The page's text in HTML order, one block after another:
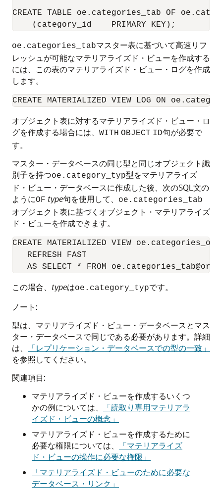
CREATE TABLE oe.categories_tab OF
oe.categories_tabマスター表に基づいて高速リフ
レッシュが可能なマテリアライズド・ビューを作成する
には、この表のマテリアライズド・ビュー・ログを作成
します。
オブジェクト表に対するマテリアライズド・ビュー・ロ
グを作成する場合には、 WITH OBJECT ID句が必要で
す。
マスター・データベースの同じ型と同じオブジェクト識
別子を持つoe.category_typ型をマテリアライズ
ド・ビュー・データベースに作成した後、次のSQL文の
ようにOF type句を使用して、 oe.categories_tab
オブジェクト表に基づくオブジェクト・マテリアライズ
ド・ビューを作成できます。
CREATE MATERIALIZED VIEW
   REFRESH FAST
この場合、 typeはoe.category_typです。
ノート:
型は、マテリアライズド・ビュー・データベースとマス
ター・データベースで同じである必要があります。詳細
は、
「レプリケーション・データベースでの型の一致」
を参照してください。
関連項目:
マテリアライズド・ビューを作成するいくつ
かの例については、
「読取り専用マテリアラ
イズド・ビューの概念」
マテリアライズド・ビューを作成するために
必要な権限については、
「マテリアライズ
ド・ビューの操作に必要な権限」
「マテリアライズド・ビューのために必要な
データベース・リンク」